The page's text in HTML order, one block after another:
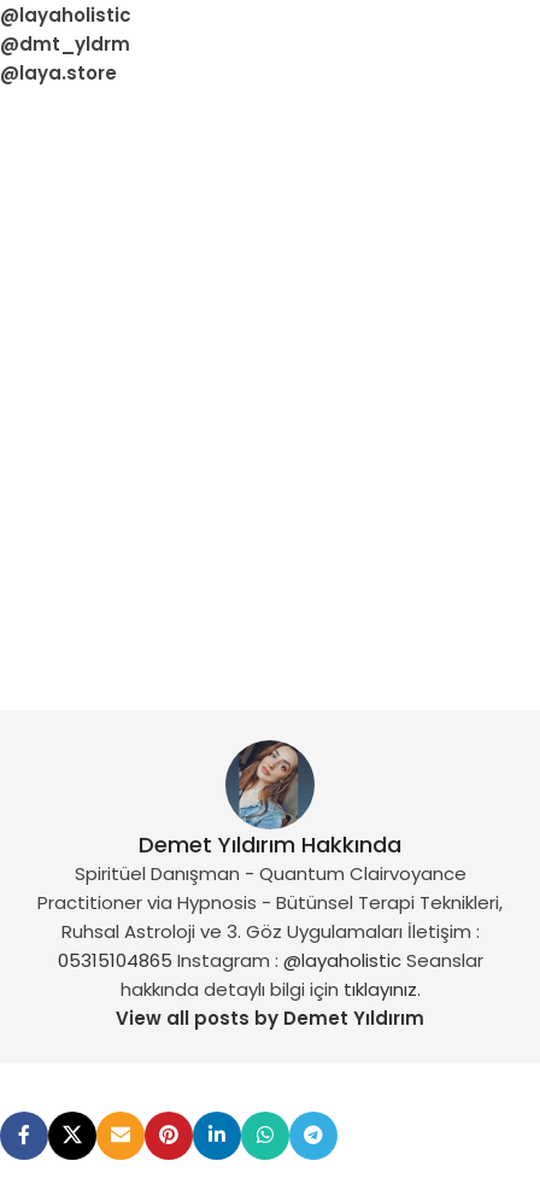
@layaholistic
@dmt_yldrm
@laya.store
Demet Yıldırım Hakkında
Spiritüel Danışman - Quantum Clairvoyance
Practitioner via Hypnosis - Bütünsel Terapi Teknikleri,
Ruhsal Astroloji ve 3. Göz Uygulamaları İletişim :
05315104865 Instagram : @layaholisticSeanslar
hakkında detaylı bilgi için tıklayınız.
View all posts by Demet Yıldırım